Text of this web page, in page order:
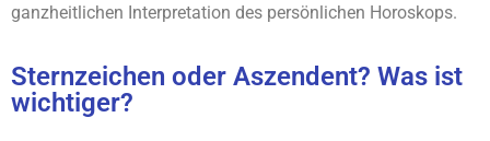
ganzheitlichen Interpretation des persönlichen Horoskops.
Sternzeichen oder Aszendent? Was ist
wichtiger?